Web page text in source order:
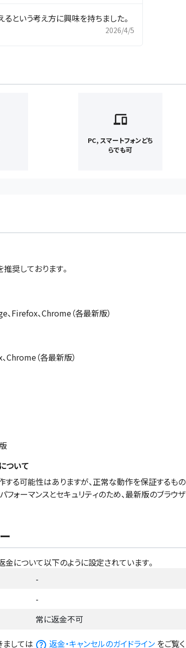
という考え方に興味を持ちました。
2026/4/5
PC, スマートフォンどち
らでも可
奨しております。
Firefox、Chrome（各最新版）
Chrome（各最新版）
ついて
る可能性はありますが、正常な動作を保証するもの
フォーマンスとセキュリティのため、最新版のブラウザ
金について以下のように設定されています。
-
-
常に返金不可
しては 返金・キャンセルのガイドライン をご覧く